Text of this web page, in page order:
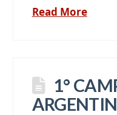
Read More
1°